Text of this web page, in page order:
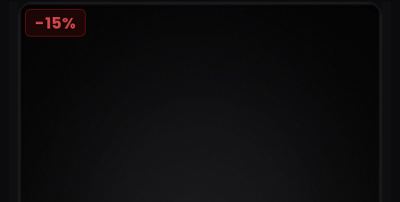
-15%